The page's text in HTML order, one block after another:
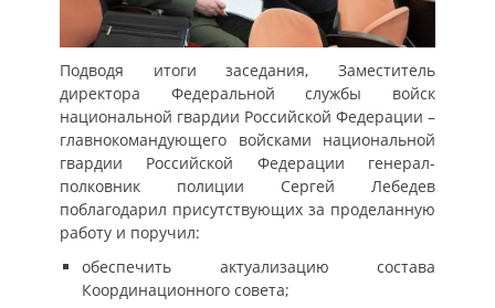
Подводя итоги заседания, Заместитель
директора Федеральной службы войск
национальной гвардии Российской Федерации –
главнокомандующего войсками национальной
гвардии Российской Федерации генерал-
полковник полиции Сергей Лебедев
поблагодарил присутствующих за проделанную
работу и поручил:
обеспечить актуализацию состава
Координационного совета;